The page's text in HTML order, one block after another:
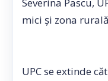
mici şi zona
UPC se extinde